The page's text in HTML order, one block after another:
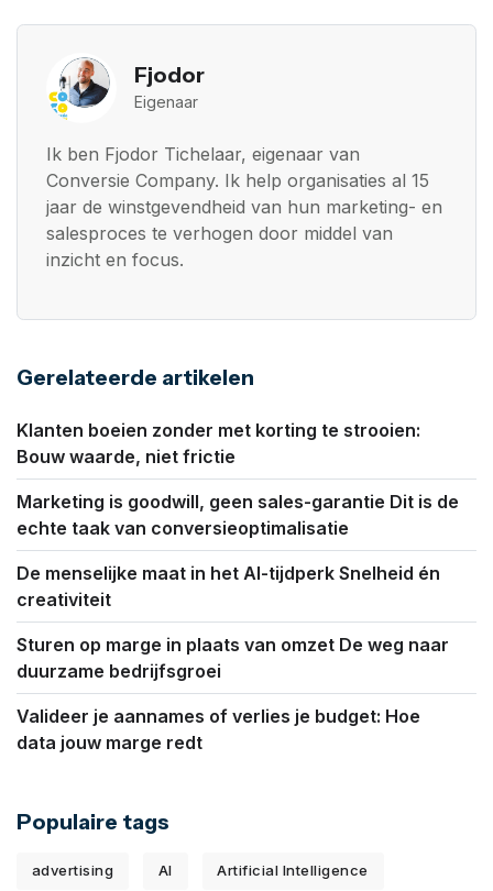
Fjodor
Eigenaar
Ik ben Fjodor Tichelaar, eigenaar van
Conversie Company. Ik help organisaties al 15
jaar de winstgevendheid van hun marketing- en
salesproces te verhogen door middel van
inzicht en focus.
Gerelateerde artikelen
Klanten boeien zonder met korting te strooien:
Bouw waarde, niet frictie
Marketing is goodwill, geen sales-garantie Dit is de
echte taak van conversieoptimalisatie
De menselijke maat in het AI-tijdperk Snelheid én
creativiteit
Sturen op marge in plaats van omzet De weg naar
duurzame bedrijfsgroei
Valideer je aannames of verlies je budget: Hoe
data jouw marge redt
Populaire tags
advertising AI Artificial Intelligence